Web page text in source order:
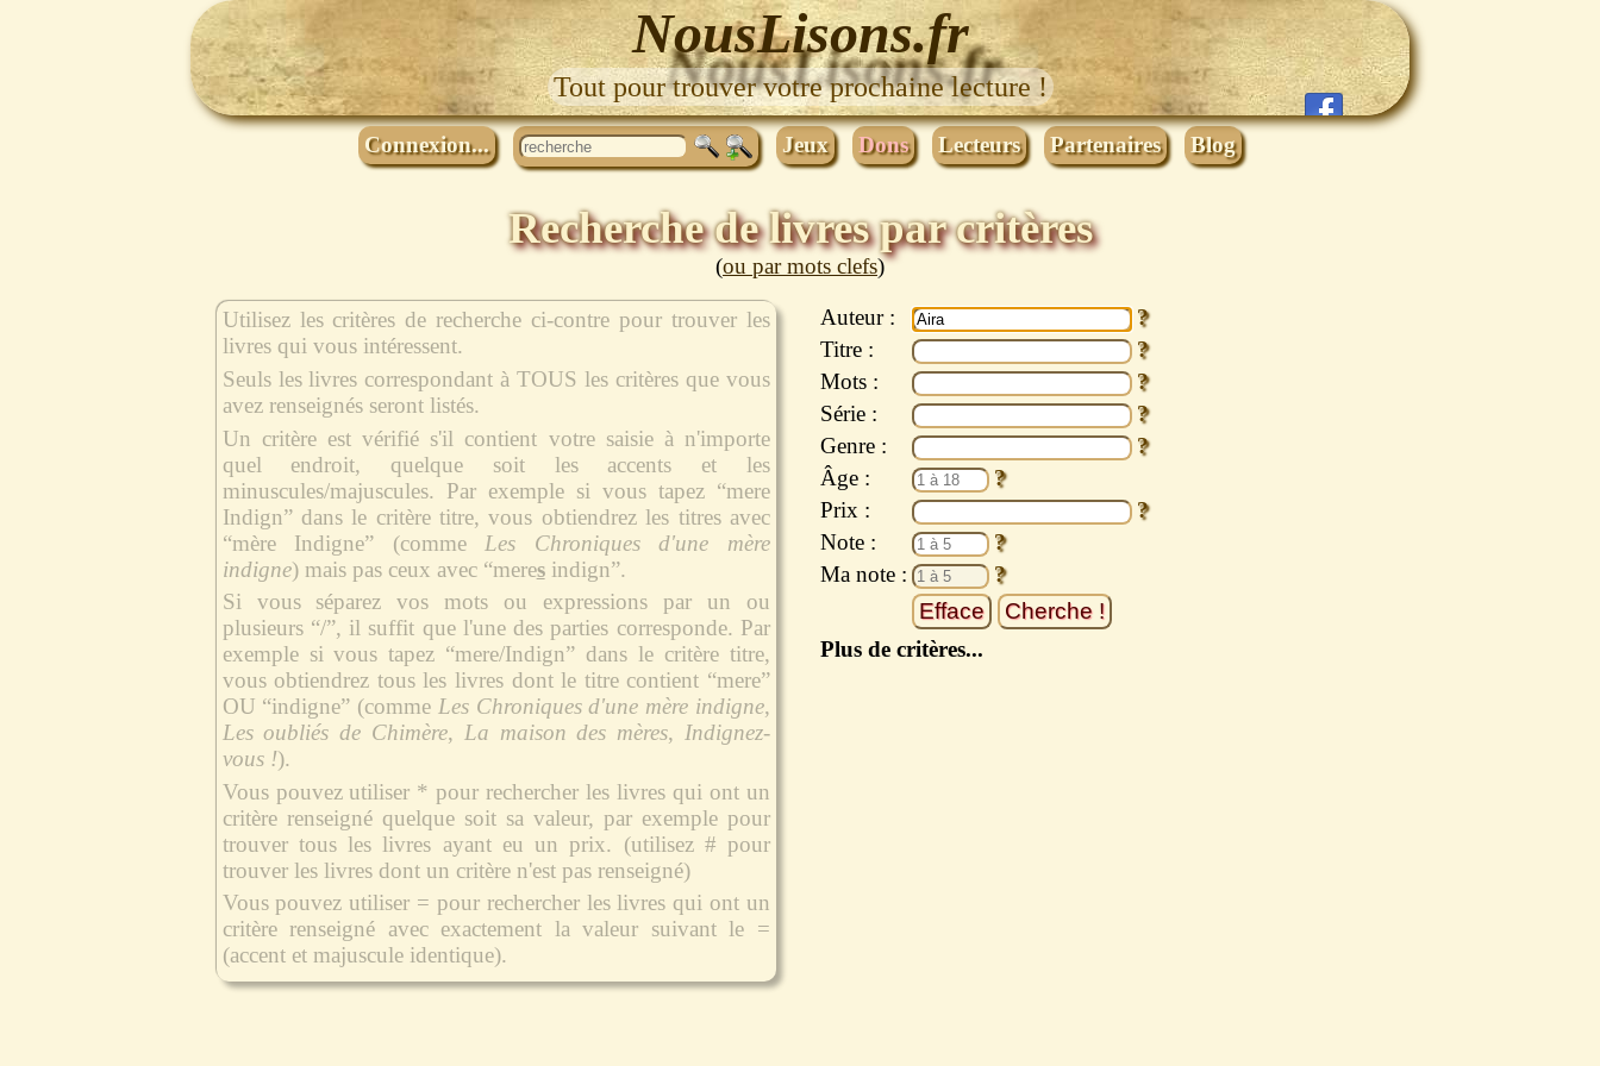
NousLisons.fr
Tout pour trouver votre prochaine lecture !
Connexion... Jeux Dons Lecteurs Partenaires Blog
Recherche de livres par critères
(ou par mots clefs)
Utilisez les critères de recherche ci-contre pour trouver les
livres qui vous intéressent.
Seuls les livres correspondant à TOUS les critères que vous
avez renseignés seront listés.
Un critère est vérifié s'il contient votre saisie à n'importe
quel endroit, quelque soit les accents et les
minuscules/majuscules. Par exemple si vous tapez “mere
Indign” dans le critère titre, vous obtiendrez les titres avec
“mère Indigne” (comme Les Chroniques d'une mère
indigne) mais pas ceux avec “meresindign”.
Si vous séparez vos mots ou expressions par un ou
plusieurs “/”, il suffit que l'une des parties corresponde. Par
exemple si vous tapez “mere/Indign” dans le critère titre,
vous obtiendrez tous les livres dont le titre contient “mere”
OU “indigne” (comme Les Chroniques d'une mère indigne,
Les oubliés de Chimère, La maison des mères, Indignez-
vous !).
Vous pouvez utiliser * pour rechercher les livres qui ont un
critère renseigné quelque soit sa valeur, par exemple pour
trouver tous les livres ayant eu un prix. (utilisez # pour
trouver les livres dont un critère n'est pas renseigné)
Vous pouvez utiliser = pour rechercher les livres qui ont un
critère renseigné avec exactement la valeur suivant le =
(accent et majuscule identique).
Auteur :
Titre :
Mots :
Série :
Genre :
Âge :
Prix :
Note :
Ma note :
Plus de critères...